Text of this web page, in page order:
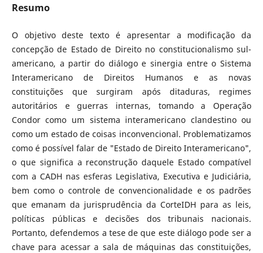
Resumo
O objetivo deste texto é apresentar a modificação da
concepção de Estado de Direito no constitucionalismo sul-
americano, a partir do diálogo e sinergia entre o Sistema
Interamericano de Direitos Humanos e as novas
constituições que surgiram após ditaduras, regimes
autoritários e guerras internas, tomando a Operação
Condor como um sistema interamericano clandestino ou
como um estado de coisas inconvencional. Problematizamos
como é possível falar de "Estado de Direito Interamericano",
o que significa a reconstrução daquele Estado compatível
com a CADH nas esferas Legislativa, Executiva e Judiciária,
bem como o controle de convencionalidade e os padrões
que emanam da jurisprudência da CorteIDH para as leis,
políticas públicas e decisões dos tribunais nacionais.
Portanto, defendemos a tese de que este diálogo pode ser a
chave para acessar a sala de máquinas das constituições,